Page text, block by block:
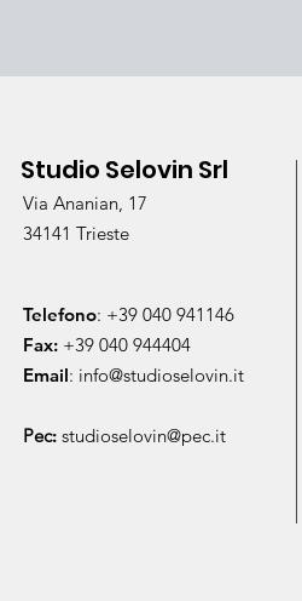
Studio Selovin Srl
Via Ananian, 17
34141 Trieste
Telefono: +39 040 941146
Fax: +39 040 944404
Email: info@studioselovin.it
Pec: studioselovin@pec.it